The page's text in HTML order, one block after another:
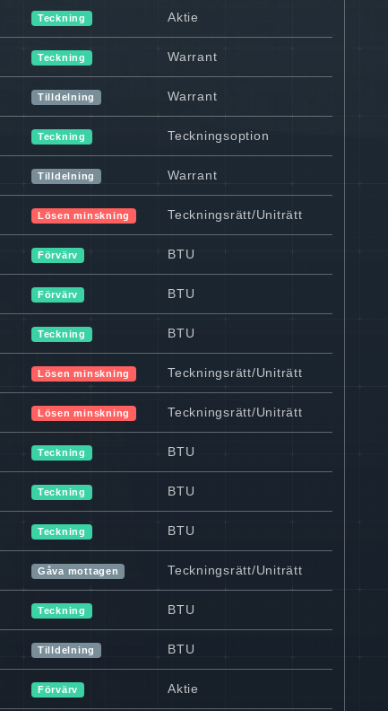
Teckning Aktie
Teckning Warrant
Tilldelning Warrant
Teckning Teckningsoption
Tilldelning Warrant
Lösen minskning Teckningsrätt/Uniträtt
Förvärv BTU
Förvärv BTU
Teckning BTU
Lösen minskning Teckningsrätt/Uniträtt
Lösen minskning Teckningsrätt/Uniträtt
Teckning BTU
Teckning BTU
Teckning BTU
Gåva mottagen Teckningsrätt/Uniträtt
Teckning BTU
Tilldelning BTU
Förvärv Aktie